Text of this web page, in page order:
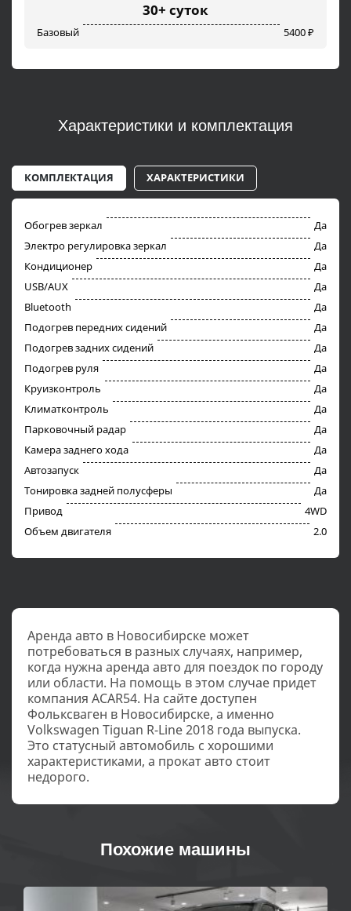
30+ суток
Базовый 5400 ₽
Характеристики и комплектация
КОМПЛЕКТАЦИЯ ХАРАКТЕРИСТИКИ
Обогрев зеркал
Да
Электро регулировка зеркал
Да
Кондиционер
Да
USB/AUX
Да
Bluetooth
Да
Подогрев передних сидений
Да
Подогрев задних сидений
Да
Подогрев руля
Да
Круизконтроль
Да
Климатконтроль
Да
Парковочный радар
Да
Камера заднего хода
Да
Автозапуск
Да
Тонировка задней полусферы
Да
Привод
4WD
Объем двигателя
2.0
Аренда авто в Новосибирске может
потребоваться в разных случаях, например,
когда нужна аренда авто для поездок по городу
или области. На помощь в этом случае придет
компания ACAR54. На сайте доступен
Фольксваген в Новосибирске, а именно
Volkswagen Tiguan R-Line 2018 года выпуска.
Это статусный автомобиль с хорошими
характеристиками, а прокат авто стоит
недорого.
Похожие машины